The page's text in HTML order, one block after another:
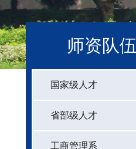
师资队伍
国家级人才
省部级人才
工商管理系